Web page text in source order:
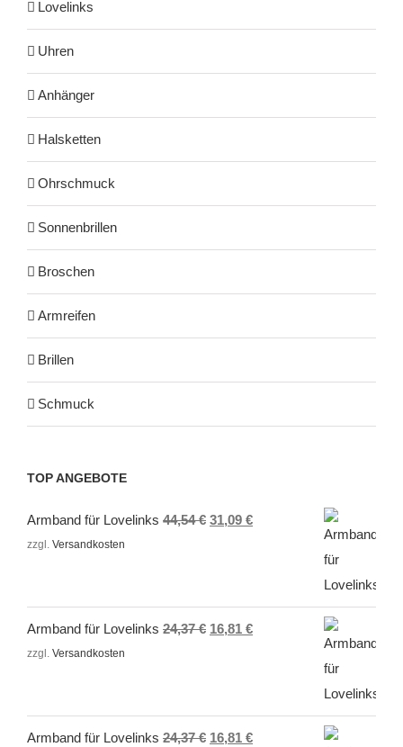
Lovelinks
Uhren
Anhänger
Halsketten
Ohrschmuck
Sonnenbrillen
Broschen
Armreifen
Brillen
Schmuck
TOP ANGEBOTE
Armband für Lovelinks 44,54€ Ursprünglicher
31,09 €Aktueller
zzgl. Versandkosten
Armband für Lovelinks 24,37€ Ursprünglicher
16,81 €Aktueller
zzgl. Versandkosten
Armband für Lovelinks 24,37€ Ursprünglicher
16,81 €Aktueller